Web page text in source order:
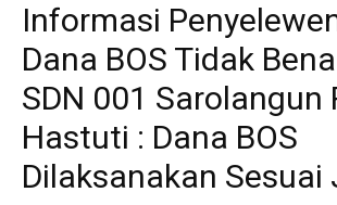
Informasi
Dana BOS Tidak
SDN 001 Sarolangun
Hastuti : Dana BOS
Dilaksanakan Sesuai